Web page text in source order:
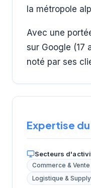
la métropole
Avec une
sur Google (17
noté par ses
Expertise
Secteurs
Commerce & Vente
Logistique &